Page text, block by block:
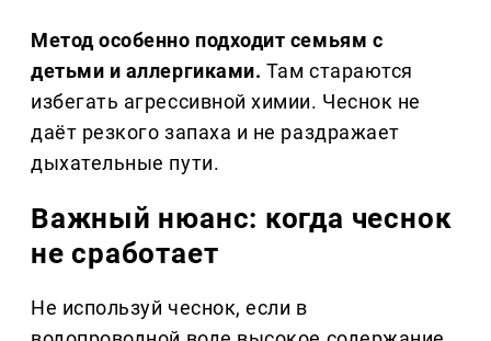
Метод особенно подходит семьям с
детьми и аллергиками. Там стараются
избегать агрессивной химии. Чеснок не
даёт резкого запаха и не раздражает
дыхательные пути.
Важный нюанс: когда чеснок
не сработает
Не используй чеснок, если в